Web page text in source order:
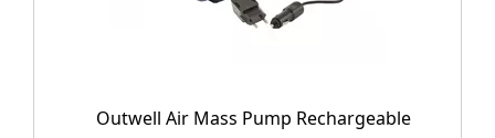
Outwell Air Mass Pump Rechargeable